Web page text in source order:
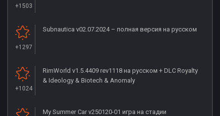
+1503
+1297
Subnautica v02.07.2024 – полная версия на русском
+1024
RimWorld v1.5.4409 rev1118 на русском + DLC Royalty
& Ideology & Biotech & Anomaly
My Summer Car v250120-01 игра на стадии